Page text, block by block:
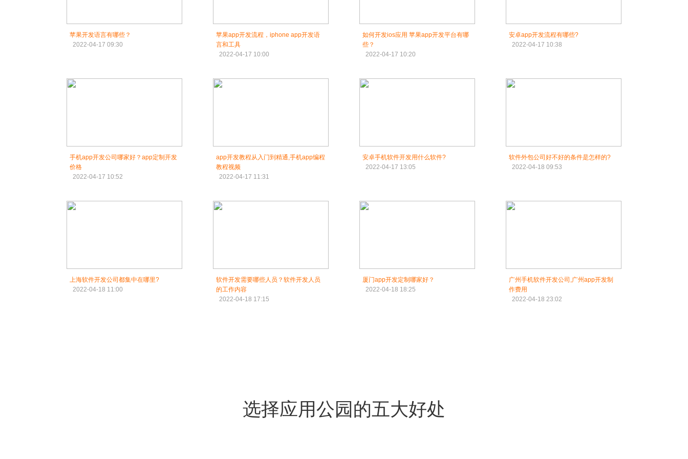
苹果开发语言有哪些？
2022-04-17 09:30
苹果app开发流程，iphone app开发语
言和工具
2022-04-17 10:00
如何开发ios应用 苹果app开发平台有哪
些？
2022-04-17 10:20
安卓app开发流程有哪些?
2022-04-17 10:38
手机app开发公司哪家好？app定制开发
价格
2022-04-17 10:52
app开发教程从入门到精通,手机app编程
教程视频
2022-04-17 11:31
安卓手机软件开发用什么软件?
2022-04-17 13:05
软件外包公司好不好的条件是怎样的?
2022-04-18 09:53
上海软件开发公司都集中在哪里?
2022-04-18 11:00
软件开发需要哪些人员？软件开发人员
的工作内容
2022-04-18 17:15
厦门app开发定制哪家好？
2022-04-18 18:25
广州手机软件开发公司,广州app开发制
作费用
2022-04-18 23:02
选择应用公园的五大好处